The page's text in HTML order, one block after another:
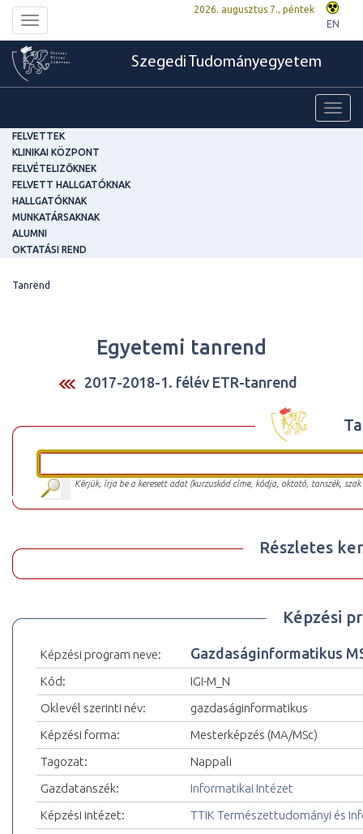
Toggle
navigation
2026. augusztus 7., péntek
EN
Szegedi Tudományegyetem
FELVETTEK
KLINIKAI KÖZPONT
FELVÉTELIZŐKNEK
FELVETT HALLGATÓKNAK
HALLGATÓKNAK
MUNKATÁRSAKNAK
ALUMNI
OKTATÁSI REND
Tanrend
Egyetemi tanrend
2017-2018-1. félév ETR-tanrend
Kérjük, írja be a keresett adat (kurzuskód címe, kódja, oktató, tanszék,
Részletes
Képzési
Képzési program neve: Gazdaságinformatikus
Kód:
IGI-M_N
Oklevél szerinti név:
gazdaságinformatikus
Képzési forma:
Mesterképzés (MA/MSc)
Tagozat:
Nappali
Gazdatanszék:
Informatikai Intézet
Képzési intézet:
TTIK Természettudományi és